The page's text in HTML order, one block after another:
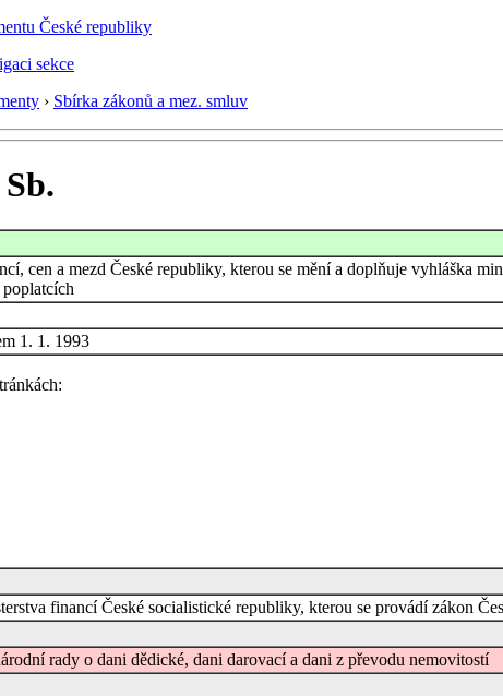
sekce
› Sbírka zákonů a mez. smluv
cen a mezd České republiky, kterou se mění a doplňuje vyhláška
1. 1. 1993
financí České socialistické republiky, kterou se provádí zákon
rady o dani dědické, dani darovací a dani z převodu nemovitostí